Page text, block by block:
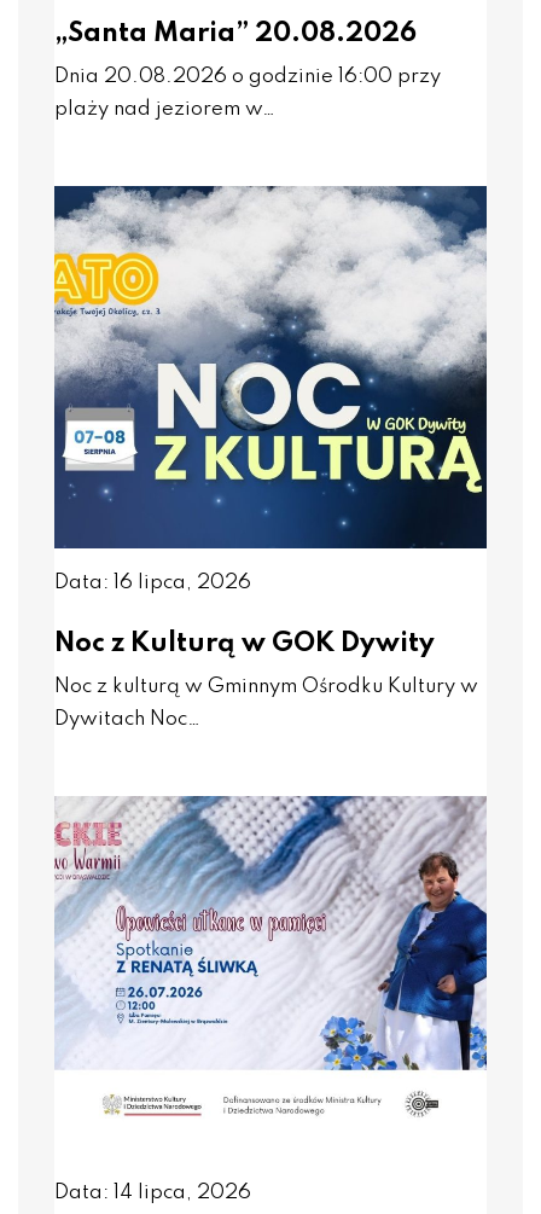
„Santa Maria” 20.08.2026
Dnia 20.08.2026 o godzinie 16:00 przy
plaży nad jeziorem w…
Data: 16 lipca, 2026
Noc z Kulturą w GOK Dywity
Noc z kulturą w Gminnym Ośrodku Kultury w
Dywitach Noc…
Data: 14 lipca, 2026